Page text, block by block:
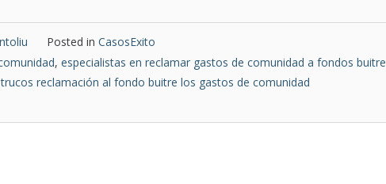
Posted in CasosExito
, especialistas en reclamar gastos de comunidad a fondos buitre
trucos reclamación al fondo buitre los gastos de comunidad